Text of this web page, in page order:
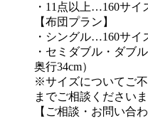
・11点以上…160サイ
【布団プラン】
・シングル…160サイ
・セミダブル・ダブ
奥行34cm）
※サイズについてご
までご相談くださいま
【ご相談・お問い合